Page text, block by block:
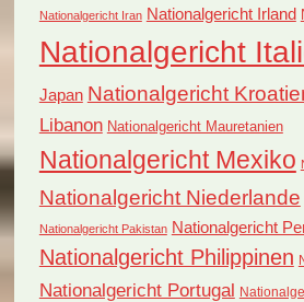
Nationalgericht Iran Nationalgericht Irland
Nationalgericht
Japan Nationalgericht
Libanon Nationalgericht Mauretanien
Nationalgericht Mexiko
Nationalgericht Niederlande
Nationalgericht Pakistan Nationalgericht
Nationalgericht Philippinen
Nationalgericht Portugal